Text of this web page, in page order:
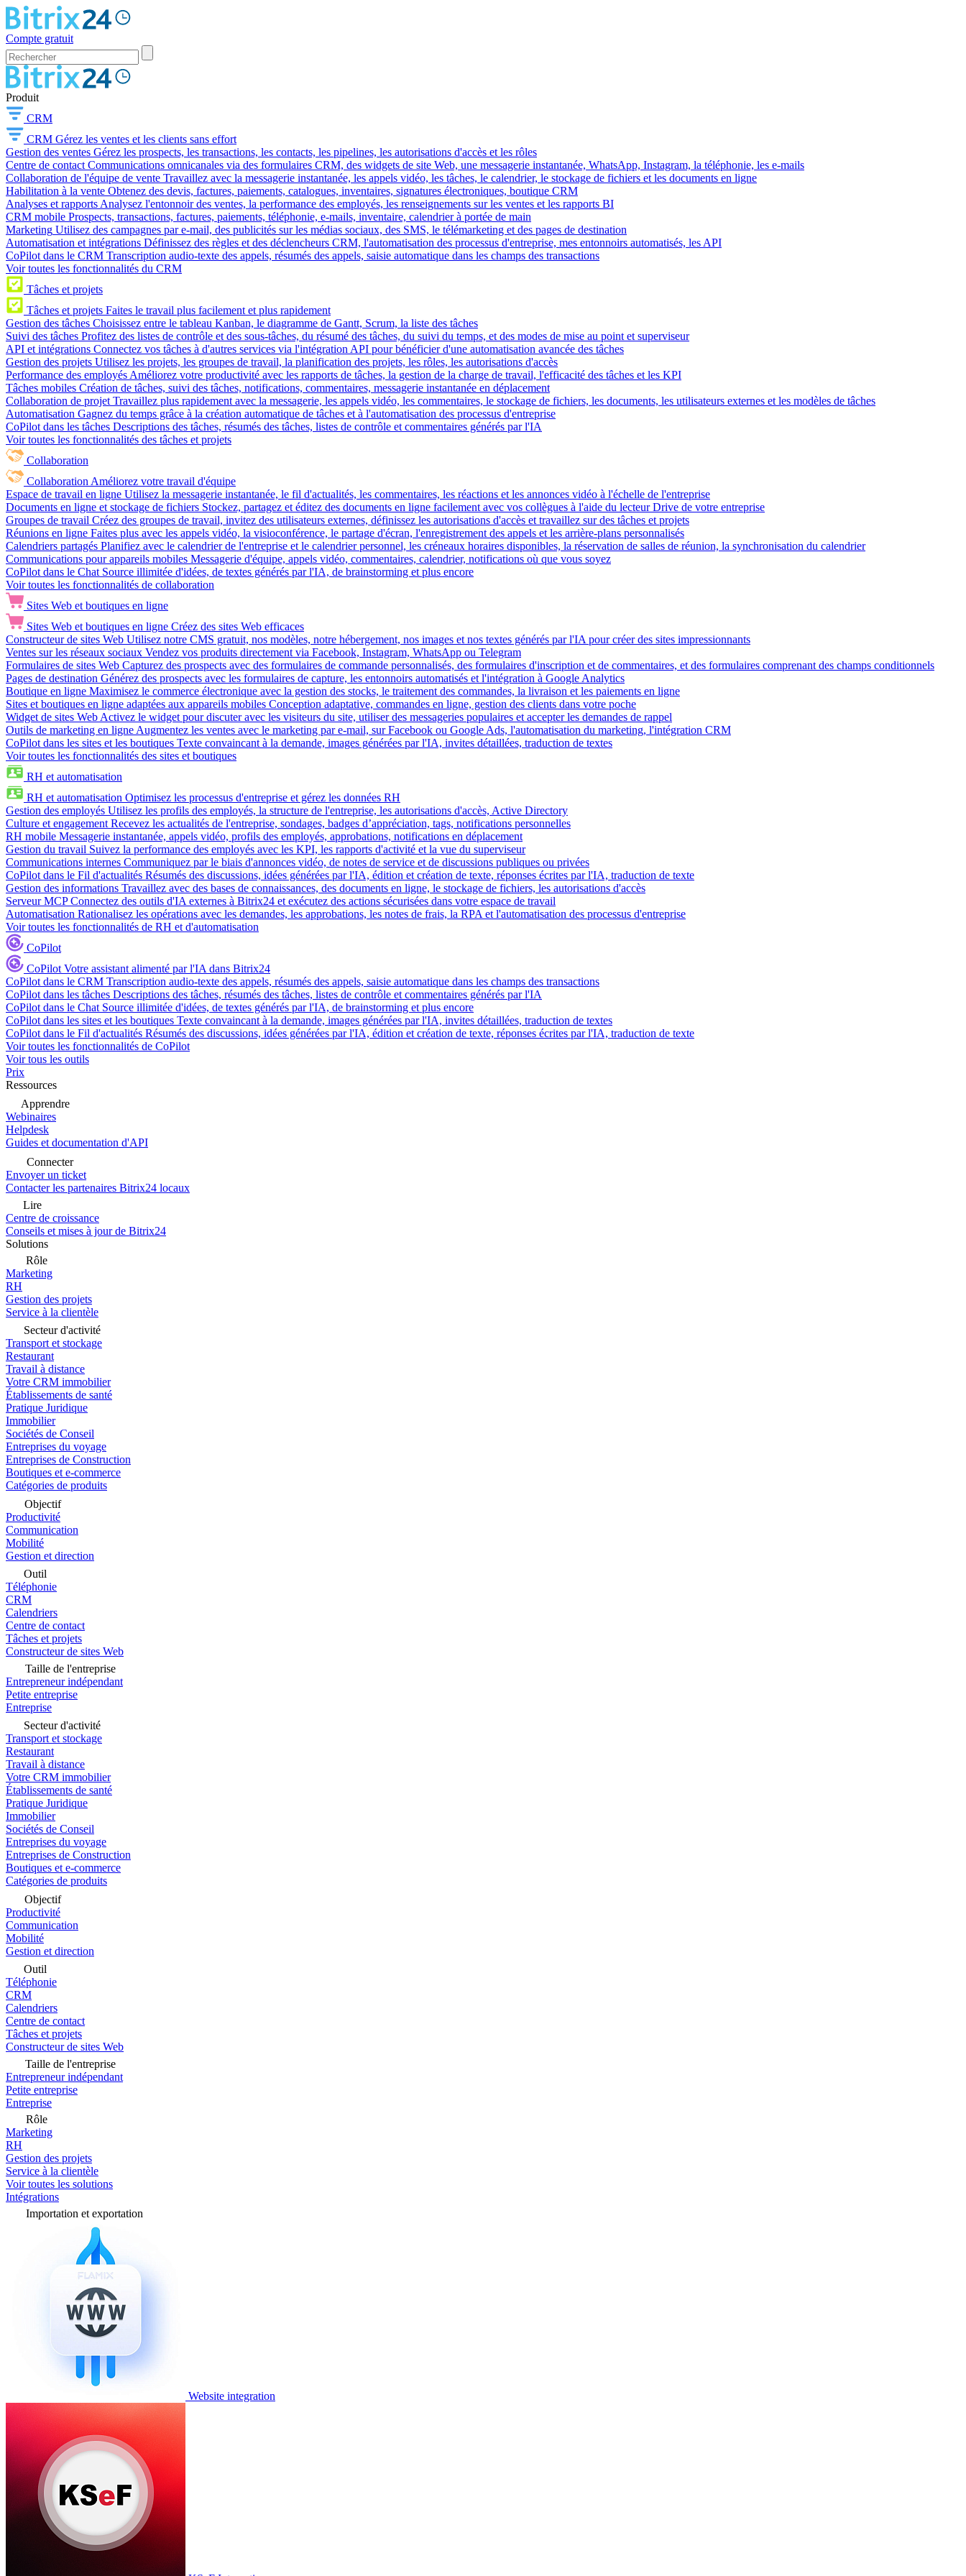
Compte gratuit
Produit
CRM
CRM Gérez les ventes et les clients sans effort
Gestion des ventes Gérez les prospects, les transactions, les contacts, les pipelines, les autorisations d'accès et les rôles
Centre de contact Communications omnicanales via des formulaires CRM, des widgets de site Web, une messagerie instantanée, WhatsApp, Instagram, la téléphonie, les e-mails
Collaboration de l'équipe de vente Travaillez avec la messagerie instantanée, les appels vidéo, les tâches, le calendrier, le stockage de fichiers et les documents en ligne
Habilitation à la vente Obtenez des devis, factures, paiements, catalogues, inventaires, signatures électroniques, boutique CRM
Analyses et rapports Analysez l'entonnoir des ventes, la performance des employés, les renseignements sur les ventes et les rapports BI
CRM mobile Prospects, transactions, factures, paiements, téléphonie, e-mails, inventaire, calendrier à portée de main
Marketing Utilisez des campagnes par e-mail, des publicités sur les médias sociaux, des SMS, le télémarketing et des pages de destination
Automatisation et intégrations Définissez des règles et des déclencheurs CRM, l'automatisation des processus d'entreprise, mes entonnoirs automatisés, les API
CoPilot dans le CRM Transcription audio-texte des appels, résumés des appels, saisie automatique dans les champs des transactions
Voir toutes les fonctionnalités du CRM
Tâches et projets
Tâches et projets Faites le travail plus facilement et plus rapidement
Gestion des tâches Choisissez entre le tableau Kanban, le diagramme de Gantt, Scrum, la liste des tâches
Suivi des tâches Profitez des listes de contrôle et des sous-tâches, du résumé des tâches, du suivi du temps, et des modes de mise au point et superviseur
API et intégrations Connectez vos tâches à d'autres services via l'intégration API pour bénéficier d'une automatisation avancée des tâches
Gestion des projets Utilisez les projets, les groupes de travail, la planification des projets, les rôles, les autorisations d'accès
Performance des employés Améliorez votre productivité avec les rapports de tâches, la gestion de la charge de travail, l'efficacité des tâches et les KPI
Tâches mobiles Création de tâches, suivi des tâches, notifications, commentaires, messagerie instantanée en déplacement
Collaboration de projet Travaillez plus rapidement avec la messagerie, les appels vidéo, les commentaires, le stockage de fichiers, les documents, les utilisateurs externes et les modèles de tâches
Automatisation Gagnez du temps grâce à la création automatique de tâches et à l'automatisation des processus d'entreprise
CoPilot dans les tâches Descriptions des tâches, résumés des tâches, listes de contrôle et commentaires générés par l'IA
Voir toutes les fonctionnalités des tâches et projets
Collaboration
Collaboration Améliorez votre travail d'équipe
Espace de travail en ligne Utilisez la messagerie instantanée, le fil d'actualités, les commentaires, les réactions et les annonces vidéo à l'échelle de l'entreprise
Documents en ligne et stockage de fichiers Stockez, partagez et éditez des documents en ligne facilement avec vos collègues à l'aide du lecteur Drive de votre entreprise
Groupes de travail Créez des groupes de travail, invitez des utilisateurs externes, définissez les autorisations d'accès et travaillez sur des tâches et projets
Réunions en ligne Faites plus avec les appels vidéo, la visioconférence, le partage d'écran, l'enregistrement des appels et les arrière-plans personnalisés
Calendriers partagés Planifiez avec le calendrier de l'entreprise et le calendrier personnel, les créneaux horaires disponibles, la réservation de salles de réunion, la synchronisation du calendrier
Communications pour appareils mobiles Messagerie d'équipe, appels vidéo, commentaires, calendrier, notifications où que vous soyez
CoPilot dans le Chat Source illimitée d'idées, de textes générés par l'IA, de brainstorming et plus encore
Voir toutes les fonctionnalités de collaboration
Sites Web et boutiques en ligne
Sites Web et boutiques en ligne Créez des sites Web efficaces
Constructeur de sites Web Utilisez notre CMS gratuit, nos modèles, notre hébergement, nos images et nos textes générés par l'IA pour créer des sites impressionnants
Ventes sur les réseaux sociaux Vendez vos produits directement via Facebook, Instagram, WhatsApp ou Telegram
Formulaires de sites Web Capturez des prospects avec des formulaires de commande personnalisés, des formulaires d'inscription et de commentaires, et des formulaires comprenant des champs conditionnels
Pages de destination Générez des prospects avec les formulaires de capture, les entonnoirs automatisés et l'intégration à Google Analytics
Boutique en ligne Maximisez le commerce électronique avec la gestion des stocks, le traitement des commandes, la livraison et les paiements en ligne
Sites et boutiques en ligne adaptées aux appareils mobiles Conception adaptative, commandes en ligne, gestion des clients dans votre poche
Widget de sites Web Activez le widget pour discuter avec les visiteurs du site, utiliser des messageries populaires et accepter les demandes de rappel
Outils de marketing en ligne Augmentez les ventes avec le marketing par e-mail, sur Facebook ou Google Ads, l'automatisation du marketing, l'intégration CRM
CoPilot dans les sites et les boutiques Texte convaincant à la demande, images générées par l'IA, invites détaillées, traduction de textes
Voir toutes les fonctionnalités des sites et boutiques
RH et automatisation
RH et automatisation Optimisez les processus d'entreprise et gérez les données RH
Gestion des employés Utilisez les profils des employés, la structure de l'entreprise, les autorisations d'accès, Active Directory
Culture et engagement Recevez les actualités de l'entreprise, sondages, badges d’appréciation, tags, notifications personnelles
RH mobile Messagerie instantanée, appels vidéo, profils des employés, approbations, notifications en déplacement
Gestion du travail Suivez la performance des employés avec les KPI, les rapports d'activité et la vue du superviseur
Communications internes Communiquez par le biais d'annonces vidéo, de notes de service et de discussions publiques ou privées
CoPilot dans le Fil d'actualités Résumés des discussions, idées générées par l'IA, édition et création de texte, réponses écrites par l'IA, traduction de texte
Gestion des informations Travaillez avec des bases de connaissances, des documents en ligne, le stockage de fichiers, les autorisations d'accès
Serveur MCP Connectez des outils d'IA externes à Bitrix24 et exécutez des actions sécurisées dans votre espace de travail
Automatisation Rationalisez les opérations avec les demandes, les approbations, les notes de frais, la RPA et l'automatisation des processus d'entreprise
Voir toutes les fonctionnalités de RH et d'automatisation
CoPilot
CoPilot Votre assistant alimenté par l'IA dans Bitrix24
CoPilot dans le CRM Transcription audio-texte des appels, résumés des appels, saisie automatique dans les champs des transactions
CoPilot dans les tâches Descriptions des tâches, résumés des tâches, listes de contrôle et commentaires générés par l'IA
CoPilot dans le Chat Source illimitée d'idées, de textes générés par l'IA, de brainstorming et plus encore
CoPilot dans les sites et les boutiques Texte convaincant à la demande, images générées par l'IA, invites détaillées, traduction de textes
CoPilot dans le Fil d'actualités Résumés des discussions, idées générées par l'IA, édition et création de texte, réponses écrites par l'IA, traduction de texte
Voir toutes les fonctionnalités de CoPilot
Voir tous les outils
Prix
Ressources
Apprendre
Webinaires
Helpdesk
Guides et documentation d'API
Connecter
Envoyer un ticket
Contacter les partenaires Bitrix24 locaux
Lire
Centre de croissance
Conseils et mises à jour de Bitrix24
Solutions
Rôle
Marketing
RH
Gestion des projets
Service à la clientèle
Secteur d'activité
Transport et stockage
Restaurant
Travail à distance
Votre CRM immobilier
Établissements de santé
Pratique Juridique
Immobilier
Sociétés de Conseil
Entreprises du voyage
Entreprises de Construction
Boutiques et e-commerce
Catégories de produits
Objectif
Productivité
Communication
Mobilité
Gestion et direction
Outil
Téléphonie
CRM
Calendriers
Centre de contact
Tâches et projets
Constructeur de sites Web
Taille de l'entreprise
Entrepreneur indépendant
Petite entreprise
Entreprise
Secteur d'activité
Transport et stockage
Restaurant
Travail à distance
Votre CRM immobilier
Établissements de santé
Pratique Juridique
Immobilier
Sociétés de Conseil
Entreprises du voyage
Entreprises de Construction
Boutiques et e-commerce
Catégories de produits
Objectif
Productivité
Communication
Mobilité
Gestion et direction
Outil
Téléphonie
CRM
Calendriers
Centre de contact
Tâches et projets
Constructeur de sites Web
Taille de l'entreprise
Entrepreneur indépendant
Petite entreprise
Entreprise
Rôle
Marketing
RH
Gestion des projets
Service à la clientèle
Voir toutes les solutions
Intégrations
Importation et exportation
Website integration